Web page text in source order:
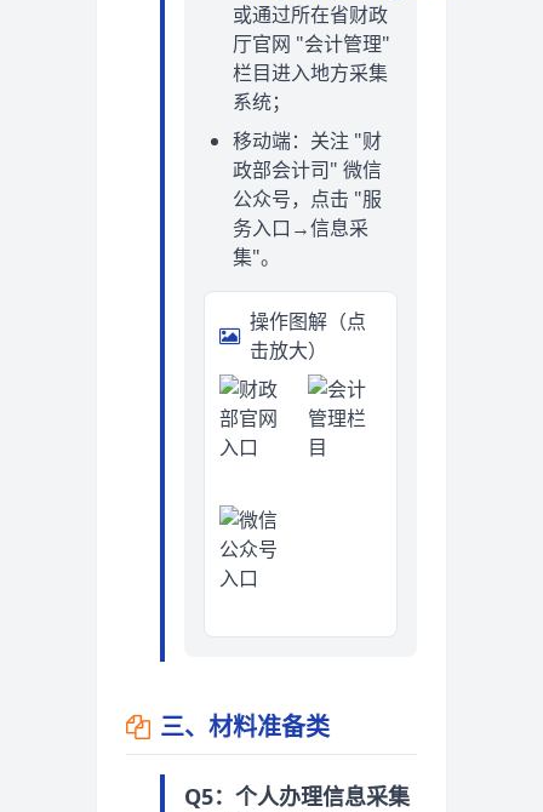
或通过所在省财政
厅官网 "会计管理"
栏目进入地方采集
系统；
移动端：关注 "财
政部会计司" 微信
公众号，点击 "服
务入口→信息采
集"。
操作图解（点
击放大）
三、材料准备类
Q5：个人办理信息采集